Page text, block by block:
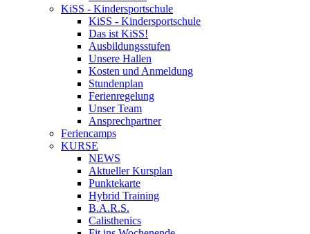
KiSS - Kindersportschule
KiSS - Kindersportschule
Das ist KiSS!
Ausbildungsstufen
Unsere Hallen
Kosten und Anmeldung
Stundenplan
Ferienregelung
Unser Team
Ansprechpartner
Feriencamps
KURSE
NEWS
Aktueller Kursplan
Punktekarte
Hybrid Training
B.A.R.S.
Calisthenics